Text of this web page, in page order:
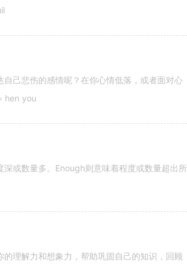
己悲伤的感情呢？在你心情低落，或者面对心
hen you
或数量多。Enough则意味着程度或数量超出所
理解力和想象力，帮助巩固自己的知识，回顾